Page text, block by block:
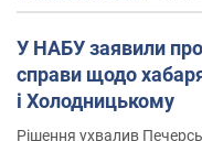
У НАБУ заявили
справи щодо
і Холодницькому
Рішення ухвалив